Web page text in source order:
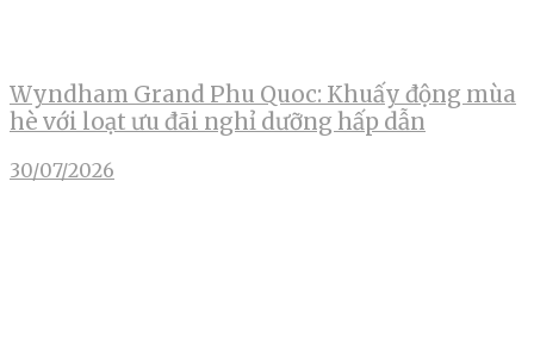
Wyndham Grand Phu Quoc: Khuấy động mùa
hè với loạt ưu đãi nghỉ dưỡng hấp dẫn
30/07/2026